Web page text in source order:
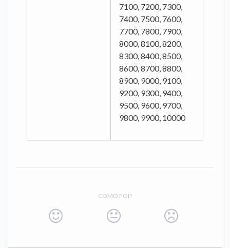
7100, 7200, 7300,
7400, 7500, 7600,
7700, 7800, 7900,
8000, 8100, 8200,
8300, 8400, 8500,
8600, 8700, 8800,
8900, 9000, 9100,
9200, 9300, 9400,
9500, 9600, 9700,
9800, 9900, 10000
COMO FOI?